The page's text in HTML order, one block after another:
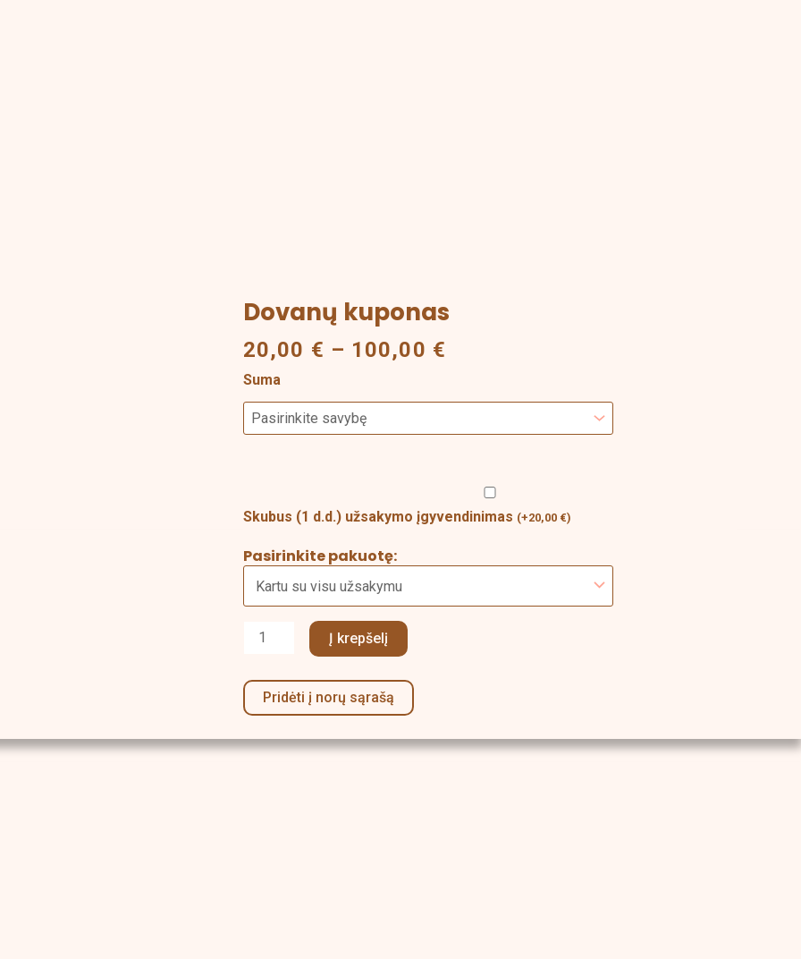
Dovanų kuponas
20,00 € – 100,00 €
Price
100,00 €
Suma
Skubus (1 d.d.) užsakymo įgyvendinimas (+20,00 €)
Pasirinkite pakuotę:
produkto
Dovanų
kuponas
Į krepšelį
Pridėti į norų sąrašą